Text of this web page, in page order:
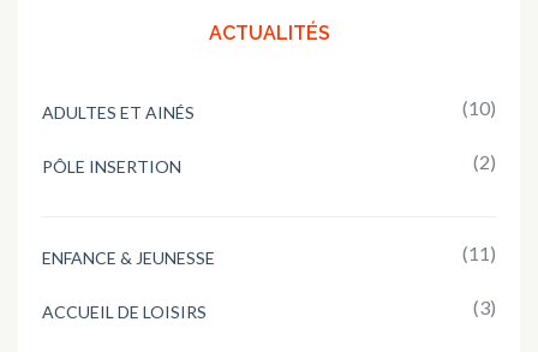
ACTUALITÉS
ADULTES ET AINÉS (10)
PÔLE INSERTION (2)
ENFANCE & JEUNESSE (11)
ACCUEIL DE LOISIRS (3)